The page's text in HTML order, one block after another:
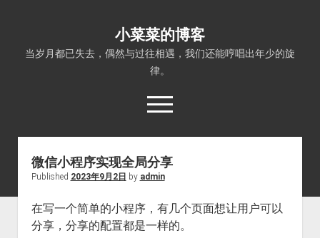
小菜菜的博客
当岁月都已失去，偶然与过往相遇，我们还能哼唱出年少的旋
律。
open
menu
微信小程序实现全局分享
Published 2023年9月2日 by admin
在写一个简单的小程序，有几个页面想让用户可以
分享，分享的配置都是一样的。